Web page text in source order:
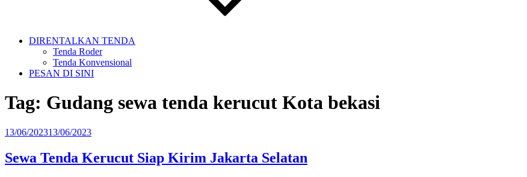
DIRENTALKAN TENDA
Tenda Roder
Tenda Konvensional
PESAN DI SINI
Tag: Gudang sewa tenda kerucut Kota bekasi
Diposkan
13/06/202313/06/2023
Sewa Tenda Kerucut Siap Kirim Jakarta Selatan